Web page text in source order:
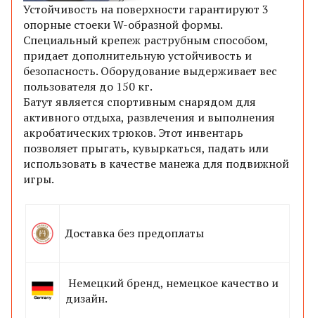
Устойчивость на поверхности гарантируют 3
опорные стоеки W-образной формы.
Специальный крепеж раструбным способом,
придает дополнительную устойчивость и
безопасность. Оборудование выдерживает вес
пользователя до 150 кг.
Батут является спортивным снарядом для
активного отдыха, развлечения и выполнения
акробатических трюков. Этот инвентарь
позволяет прыгать, кувыркаться, падать или
использовать в качестве манежа для подвижной
игры.
Доставка без предоплаты
Немецкий бренд, немецкое качество и
дизайн.